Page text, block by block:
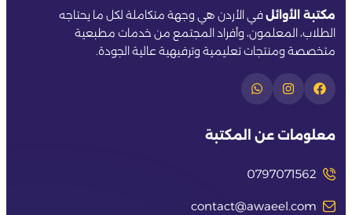
مكتبة الأوائلفي الأردن هي وجهة متكاملة لكل ما يحتاجه
الطلاب، المعلمون، وأفراد المجتمع من خدمات مطبعية
متخصصة ومنتجات تعليمية وترفيهية عالية الجودة.
معلومات عن المكتبة
0797071562
contact@awaeel.com